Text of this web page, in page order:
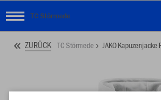
TC Störmede
ZURÜCK TC Störmede JAKO Kapuzenjacke